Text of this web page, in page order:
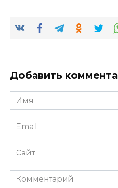
Добавить
Имя
*
Email
*
Сайт
Комментарий